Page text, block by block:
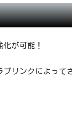
が可能！
リンクによって